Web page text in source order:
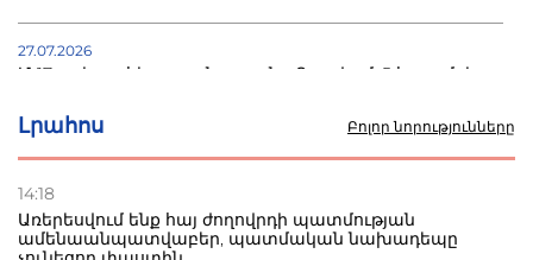
Լրահոս Բոլոր նորությունները
14:18
Առերեսվում ենք հայ ժողովրդի պատմության
ամենաանպատվաբեր, պատմական նախադեպը
27.07.2026
Մ-17 աշխարհի առաջնությունը Բաքվում. 5 հայ ըմբիշ
22.07.2026
տուժածներ կան